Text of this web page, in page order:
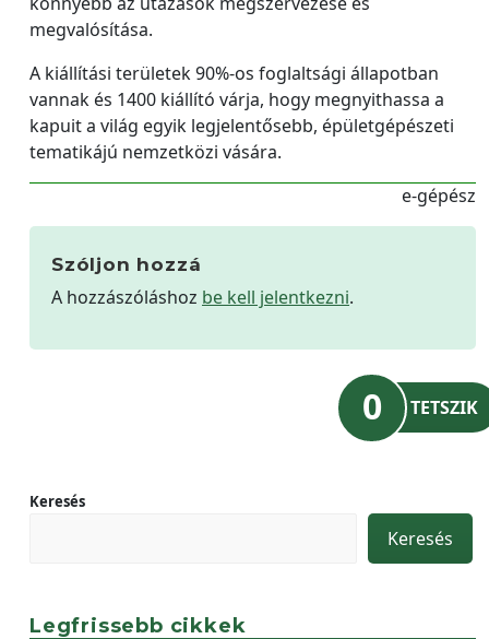
megvalósítása.
A kiállítási területek 90%-os foglaltsági állapotban
vannak és 1400 kiállító várja, hogy megnyithassa a
kapuit a világ egyik legjelentősebb, épületgépészeti
tematikájú nemzetközi vására.
e-gépész
Szóljon hozzá
A hozzászóláshoz be kell jelentkezni.
0 TETSZIK
Keresés
Keresés
Legfrissebb cikkek